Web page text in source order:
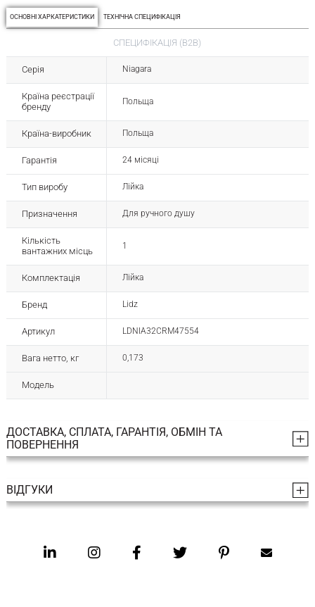
ОСНОВНІ ХАРКАТЕРИСТИКИ ТЕХНІЧНА СПЕЦИФІКАЦІЯ
СПЕЦИФІКАЦІЯ (B2B)
Серія Niagara
Країна реєстрації
бренду
Польща
Країна-виробник Польща
Гарантія 24 місяці
Тип виробу Лійка
Призначення Для ручного душу
Кількість
вантажних місць
1
Комплектація Лійка
Бренд Lidz
Артикул LDNIA32CRM47554
Вага нетто, кг 0,173
Модель
ДОСТАВКА, СПЛАТА, ГАРАНТІЯ, ОБМІН ТА
ПОВЕРНЕННЯ
ВІДГУКИ